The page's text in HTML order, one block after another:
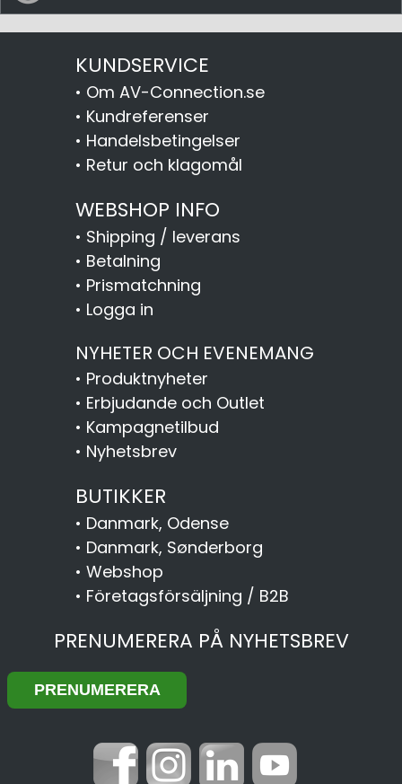
KUNDSERVICE
• Om AV-Connection.se
• Kundreferenser
• Handelsbetingelser
• Retur och klagomål
WEBSHOP INFO
• Shipping / leverans
• Betalning
• Prismatchning
• Logga in
NYHETER OCH EVENEMANG
• Produktnyheter
• Erbjudande och Outlet
• Kampagnetilbud
• Nyhetsbrev
BUTIKKER
• Danmark, Odense
• Danmark, Sønderborg
• Webshop
• Företagsförsäljning / B2B
PRENUMERERA PÅ NYHETSBREV